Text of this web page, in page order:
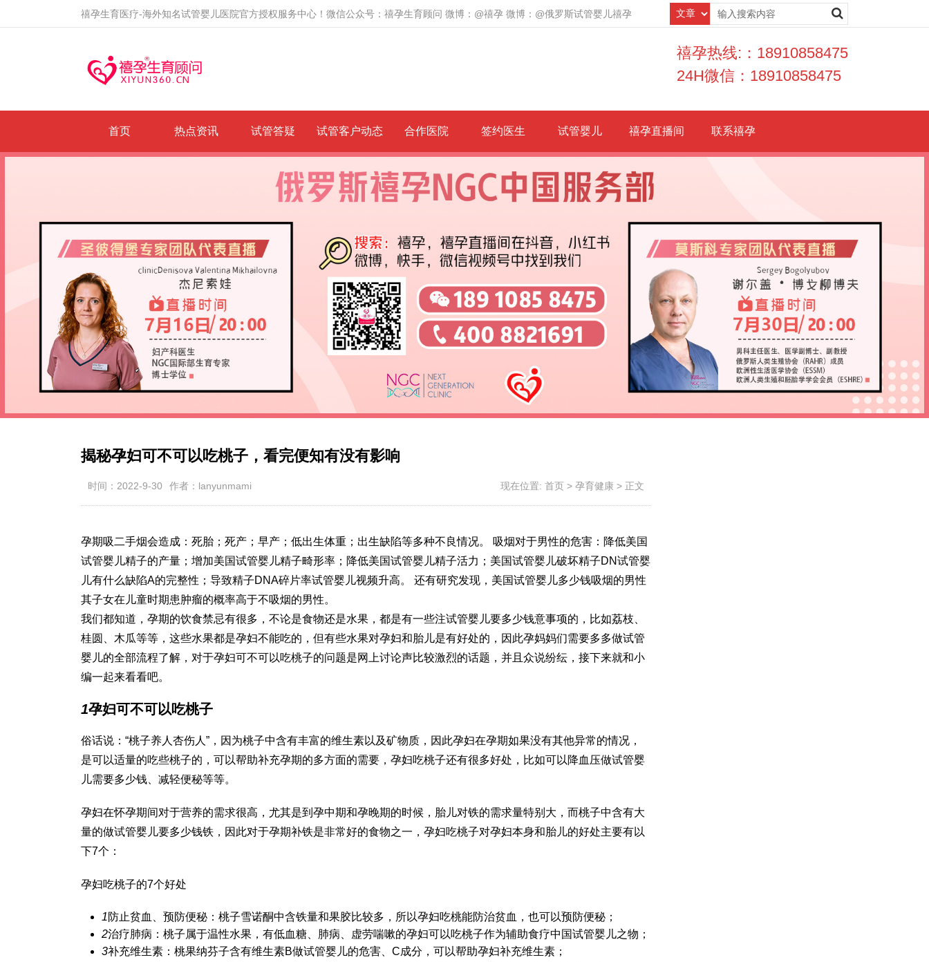
禧孕生育医疗-海外知名试管婴儿医院官方授权服务中心！微信公众号：禧孕生育顾问 微博：@禧孕 微博：@俄罗斯试管婴儿禧孕
禧孕热线:：18910858475
24H微信：18910858475
首页 热点资讯 试管答疑 试管客户动态 合作医院 签约医生 试管婴儿 禧孕直播间 联系禧孕
揭秘孕妇可不可以吃桃子，看完便知有没有影响
时间：2022-9-30 作者：lanyunmami 现在位置: 首页 > 孕育健康 > 正文
孕期吸二手烟会造成：死胎；死产；早产；低出生体重；出生缺陷等多种不良情况。 吸烟对于男性的危害：降低美国
试管婴儿精子的产量；增加美国试管婴儿精子畸形率；降低美国试管婴儿精子活力；美国试管婴儿破坏精子DN试管婴
儿有什么缺陷A的完整性；导致精子DNA碎片率试管婴儿视频升高。 还有研究发现，美国试管婴儿多少钱吸烟的男性
其子女在儿童时期患肿瘤的概率高于不吸烟的男性。
我们都知道，孕期的饮食禁忌有很多，不论是食物还是水果，都是有一些注试管婴儿要多少钱意事项的，比如荔枝、
桂圆、木瓜等等，这些水果都是孕妇不能吃的，但有些水果对孕妇和胎儿是有好处的，因此孕妈妈们需要多多做试管
婴儿的全部流程了解，对于孕妇可不可以吃桃子的问题是网上讨论声比较激烈的话题，并且众说纷纭，接下来就和小
编一起来看看吧。
1孕妇可不可以吃桃子
俗话说：“桃子养人杏伤人”，因为桃子中含有丰富的维生素以及矿物质，因此孕妇在孕期如果没有其他异常的情况，
是可以适量的吃些桃子的，可以帮助补充孕期的多方面的需要，孕妇吃桃子还有很多好处，比如可以降血压做试管婴
儿需要多少钱 、减轻便秘等等。
孕妇在怀孕期间对于营养的需求很高，尤其是到孕中期和孕晚期的时候，胎儿对铁的需求量特别大，而桃子中含有大
量的做试管婴儿要多少钱铁，因此对于孕期补铁是非常好的食物之一，孕妇吃桃子对孕妇本身和胎儿的好处主要有以
下7个：
孕妇吃桃子的7个好处
1防止贫血、预防便秘：桃子雪诺酮中含铁量和果胶比较多，所以孕妇吃桃能防治贫血，也可以预防便秘；
2治疗肺病：桃子属于温性水果，有低血糖、肺病、虚劳喘嗽的孕妇可以吃桃子作为辅助食疗中国试管婴儿之物；
3补充维生素：桃果纳芬子含有维生素B做试管婴儿的危害 、C成分，可以帮助孕妇补充维生素；